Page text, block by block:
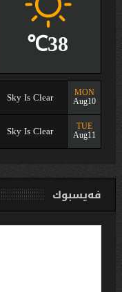
38℃
MON
Aug10
Sky Is Clear
TUE
Aug11
Sky Is Clear
فەیسبوك